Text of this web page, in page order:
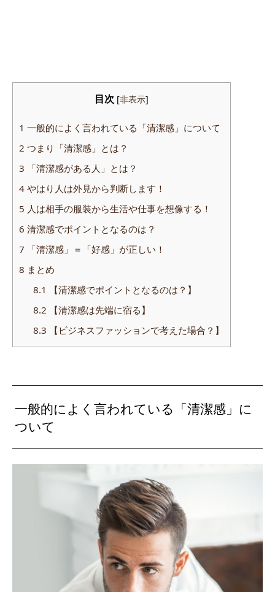
目次 [非表示]
1 一般的によく言われている「清潔感」について
2 つまり「清潔感」とは？
3 「清潔感がある人」とは？
4 やはり人は外見から判断します！
5 人は相手の服装から生活や仕事を想像する！
6 清潔感でポイントとなるのは？
7 「清潔感」＝「好感」が正しい！
8 まとめ
8.1
【清潔感でポイントとなるのは？】
8.2 【清潔感は先端に宿る】
8.3 【ビジネスファッションで考えた場合？】
一般的によく言われている「清潔感」に
ついて